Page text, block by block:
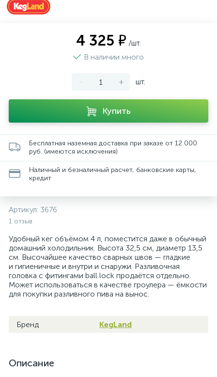
4 325 ₽ /шт.
В наличии много
- + шт.
Купить
Бесплатная наземная доставка при заказе от 12 000
руб. (имеются исключения)
Наличный и безналичный расчет, банковские карты,
кредит
Артикул: 3676
1 отзыв
Удобный кег объёмом 4 л, поместится даже в обычный
домашний холодильник. Высота 32,5 см, диаметр 13,5
см. Высочайшее качество сварных швов — гладкие
и гигиеничные и внутри и снаружи. Разливочная
головка с фитингами ball lock продаётся отдельно.
Может использоваться в качестве гроулера — ёмкости
для покупки разливного пива на вынос.
Бренд KegLand
Описание